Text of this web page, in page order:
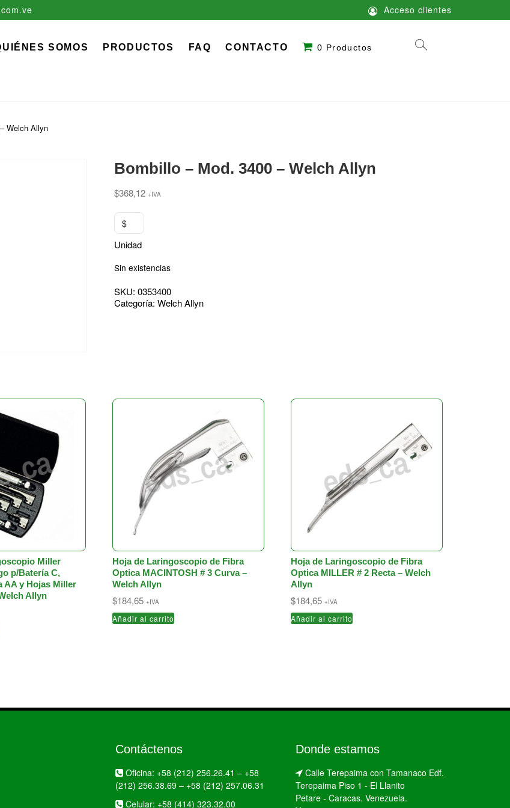
Acceso clientes
EDS, C.A.
SOMOS PRODUCTOS FAQ CONTACTO 0 Productos
Welch Allyn
Bombillo – Mod. 3400 – Welch Allyn
$368,12 +IVA
$
Unidad
Sin existencias
SKU: 0353400
Categoría: Welch Allyn
Miller
p/Batería C,
AA y Hojas Miller
Allyn
Hoja de Laringoscopio de Fibra
Optica MACINTOSH # 3 Curva –
Welch Allyn
$184,65 +IVA
Añadir al carrito
Hoja de Laringoscopio de Fibra
Optica MILLER # 2 Recta – Welch
Allyn
$184,65 +IVA
Añadir al carrito
Contáctenos
Oficina: +58 (212) 256.26.41 – +58
(212) 256.38.69 – +58 (212) 257.06.31
Celular: +58 (414) 323.32.00
Donde estamos
Calle Terepaima con Tamanaco Edf.
Terepaima Piso 1 - El Llanito
Petare - Caracas. Venezuela.